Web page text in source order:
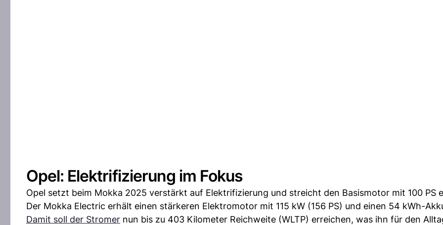
Opel: Elektrifizierung im Fokus
Opel setzt beim Mokka 2025 verstärkt auf Elektrifizierung und streicht den Basismotor mit 100 PS
Der Mokka Electric erhält einen stärkeren Elektromotor mit 115 kW (156 PS) und einen 54 kWh-
Damit soll der Stromer nun bis zu 403 Kilometer Reichweite (WLTP) erreichen, was ihn für den